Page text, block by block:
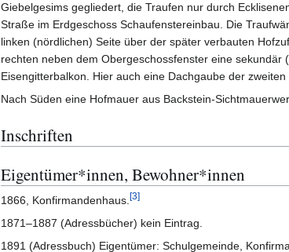
Giebelgesims gegliedert, die Traufen nur durch
Straße im Erdgeschoss Schaufenstereinbau. Die
linken (nördlichen) Seite über der später verbauten
rechten neben dem Obergeschossfenster eine
Eisengitterbalkon. Hier auch eine Dachgaube der
Nach Süden eine Hofmauer aus Backstein-
Inschriften
Eigentümer*innen, Bewohner*innen
1866, Konfirmandenhaus.[3]
1871–1887 (Adressbücher) kein Eintrag.
1891 (Adressbuch) Eigentümer: Schulgemeinde,